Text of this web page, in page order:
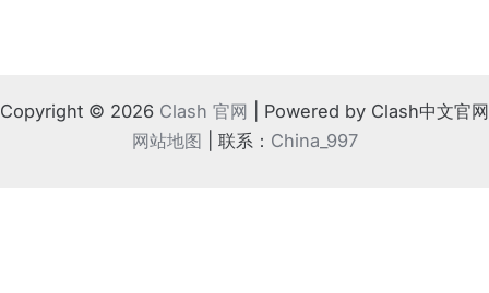
Copyright © 2026 Clash 官网 | Powered by Clash中文官网
网站地图 | 联系： China_997